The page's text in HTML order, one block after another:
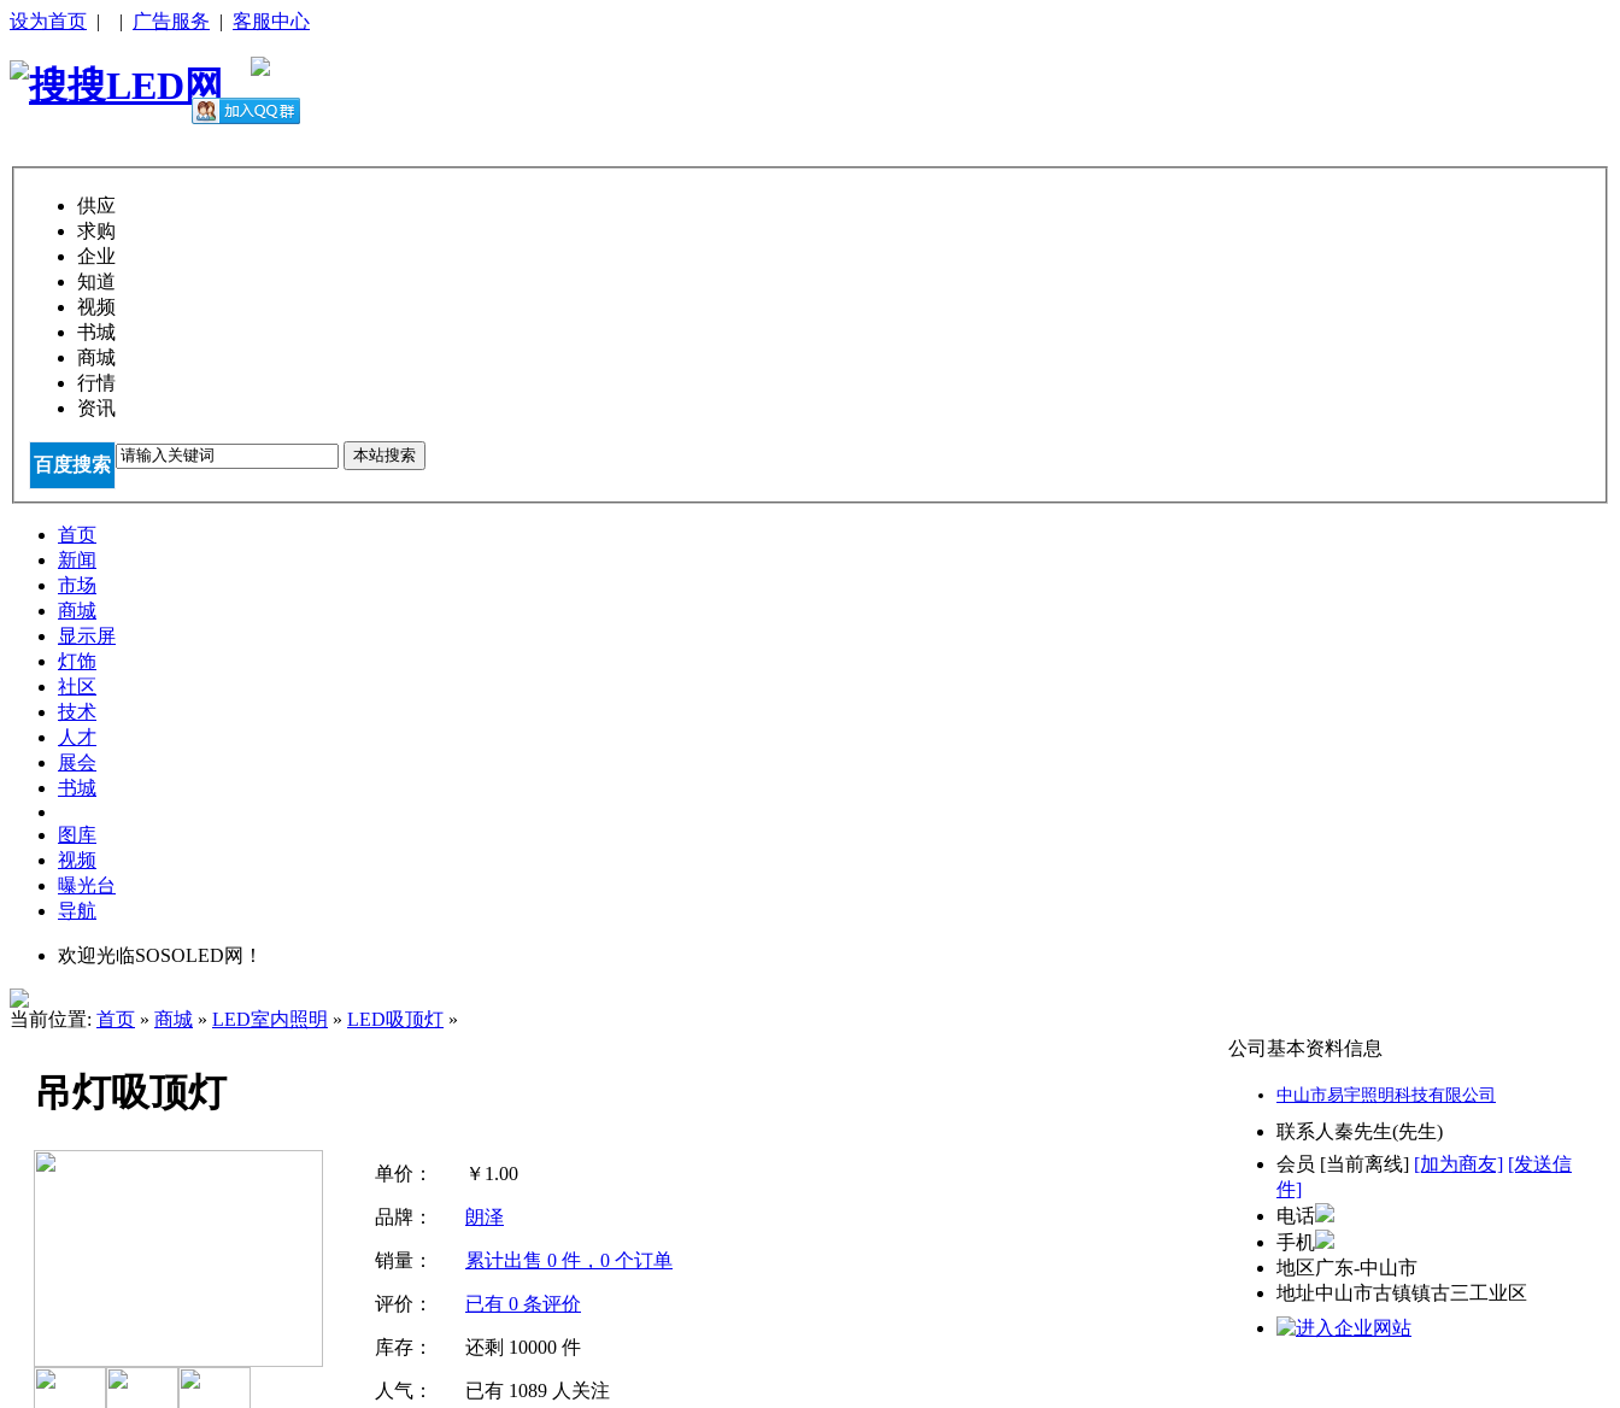
设为首页 | | 广告服务 | 客服中心
供应
求购
企业
知道
视频
书城
商城
行情
资讯
百度搜索 本站搜索
首页
新闻
市场
商城
显示屏
灯饰
社区
技术
人才
展会
书城
图库
视频
曝光台
导航
欢迎光临SOSOLED网！
当前位置: 首页 » 商城 » LED室内照明 » LED吸顶灯 »
吊灯吸顶灯
单价： ￥ 1.00
品牌： 朗泽
销量： 累计出售 0 件，0 个订单
评价： 已有 0 条评价
库存： 还剩 10000 件
人气： 已有 1089 人关注
公司基本资料信息
中山市易宇照明科技有限公司
联系人秦先生(先生)
会员 [当前离线] [加为商友] [发送信
件]
电话
手机
地区广东-中山市
地址中山市古镇镇古三工业区